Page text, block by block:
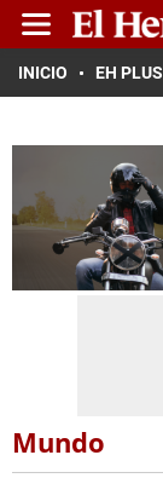
INICIO EH PLUS
Mundo